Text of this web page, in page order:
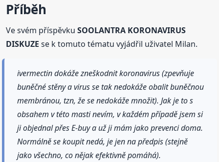
Příběh
Ve svém příspěvkuSOOLANTRA KORONAVIRUS
DISKUZE se k tomuto tématu vyjádřil uživatel Milan.
ivermectin dokáže zneškodnit koronavirus (zpevňuje
buněčné stěny a virus se tak nedokáže obalit buněčnou
membránou, tzn, že se nedokáže množit). Jak je to s
obsahem v této masti nevím, v každém případě jsem si
ji objednal přes E-buy a už ji mám jako prevenci doma.
Normálně se koupit nedá, je jen na předpis (stejně
jako všechno, co nějak efektivně pomáhá).